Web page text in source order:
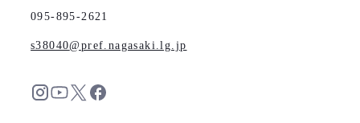
095-895-2621
s38040 pref.nagasaki.lg.jp